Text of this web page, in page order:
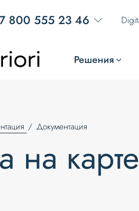
800 555 23 46
Решения
Документация
на карте